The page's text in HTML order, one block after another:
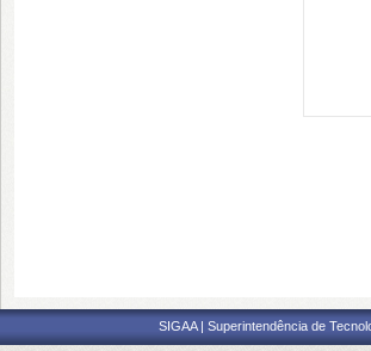
SIGAA | Superintendência de